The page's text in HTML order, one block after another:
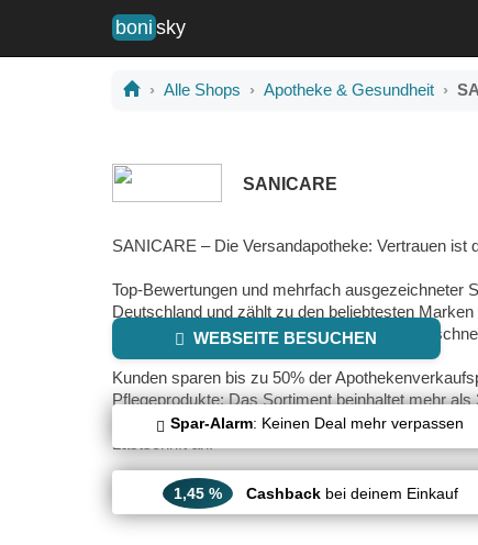
boni sky
Alle Shops Apotheke & Gesundheit
SANICARE
SANICARE – Die Versandapotheke: Vertrauen ist
Top-Bewertungen und mehrfach ausgezeichneter
Deutschland und zählt zu den beliebtesten
umfassende pharmazeutische Beratung und
Kunden sparen bis zu 50% der
Pflegeprodukte: Das Sortiment beinhaltet mehr
sind komplett versandkostenfrei. SANICARE
Lastschrift an.
WEBSEITE BESUCHEN
Spar-Alarm: Keinen Deal mehr verpassen
1,45 % Cashbackbei deinem Einkauf